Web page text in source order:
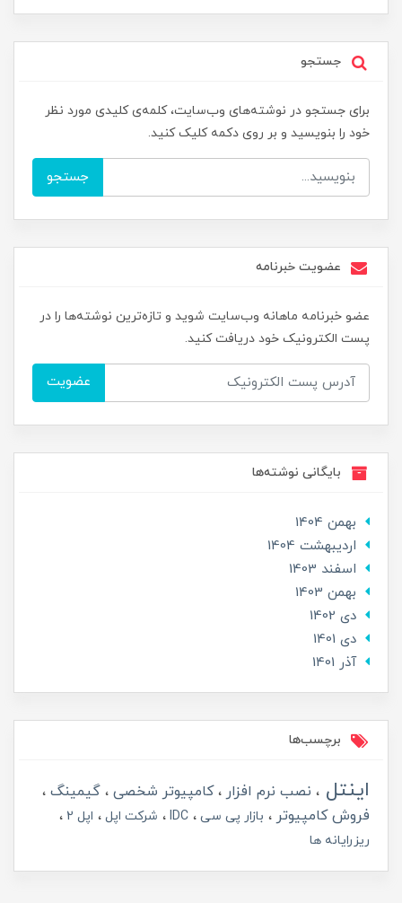
جستجو
برای جستجو در نوشته‌های وب‌سایت، کلمه‌ی کلیدی مورد نظر
خود را بنویسید و بر روی دکمه کلیک کنید.
جستجو
عضویت خبرنامه
عضو خبرنامه ماهانه وب‌سایت شوید و تازه‌ترین نوشته‌ها را در
پست الکترونیک خود دریافت کنید.
عضویت
بایگانی نوشته‌ها
بهمن 1404
ارديبهشت 1404
اسفند 1403
بهمن 1403
دی 1402
دی 1401
آذر 1401
برچسب‌ها
اینتل نصب نرم افزار کامپیوتر شخصی
گیمینگ
فروش کامپیوتر
بازار پی سی IDC شرکت اپل
اپل 2
ریزرایانه ها